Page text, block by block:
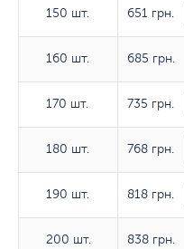
150 шт.
160 шт.
170 шт.
180 шт.
190 шт.
200 шт.
150 шт. 651 грн.
160 шт. 685 грн.
170 шт. 735 грн.
180 шт. 768 грн.
190 шт. 818 грн.
200 шт. 838 грн.